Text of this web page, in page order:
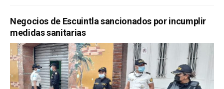
Negocios de Escuintla sancionados por incumplir
medidas sanitarias